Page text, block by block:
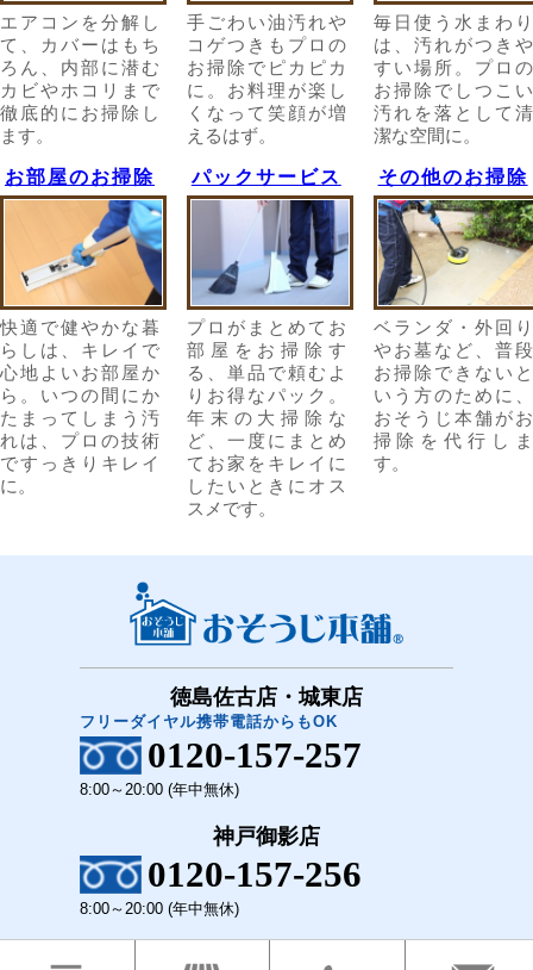
エアコンを分解し
て、カバーはもち
ろん、内部に潜む
カビやホコリまで
徹底的にお掃除し
ます。
手ごわい油汚れや
コゲつきもプロの
お掃除でピカピカ
に。お料理が楽し
くなって笑顔が増
えるはず。
毎日使う水まわり
は、汚れがつきや
すい場所。プロの
お掃除でしつこい
汚れを落として清
潔な空間に。
お部屋のお掃除
快適で健やかな暮
らしは、キレイで
心地よいお部屋か
ら。いつの間にか
たまってしまう汚
れは、プロの技術
ですっきりキレイ
に。
パックサービス
プロがまとめてお
部屋をお掃除す
る、単品で頼むよ
りお得なパック。
年末の大掃除な
ど、一度にまとめ
てお家をキレイに
したいときにオス
スメです。
その他のお掃除
ベランダ・外回り
やお墓など、普段
お掃除できないと
いう方のために、
おそうじ本舗がお
掃除を代行しま
す。
徳島佐古店・城東店
フリーダイヤル携帯電話からもOK
0120-157-257
8:00～20:00 (年中無休)
神戸御影店
0120-157-256
8:00～20:00 (年中無休)